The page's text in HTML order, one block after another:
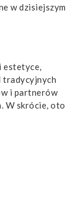
w dzisiejszym
estetyce,
tradycyjnych
i partnerów
W skrócie, oto